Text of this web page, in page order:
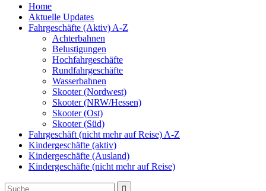
Home
Aktuelle Updates
Fahrgeschäfte (Aktiv) A-Z
Achterbahnen
Belustigungen
Hochfahrgeschäfte
Rundfahrgeschäfte
Wasserbahnen
Skooter (Nordwest)
Skooter (NRW/Hessen)
Skooter (Ost)
Skooter (Süd)
Fahrgeschäft (nicht mehr auf Reise) A-Z
Kindergeschäfte (aktiv)
Kindergeschäfte (Ausland)
Kindergeschäfte (nicht mehr auf Reise)